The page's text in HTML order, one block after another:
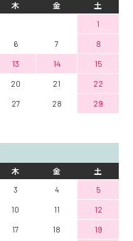
木 金
土
1
6 7 8
13 14 15
20 21 22
27 28 29
木 金
土
3 4 5
10 11 12
17 18 19